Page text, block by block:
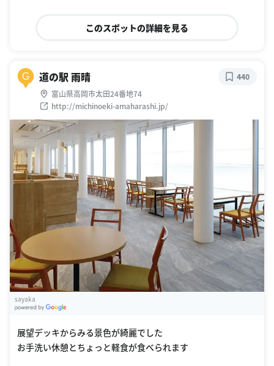
このスポットの詳細を見る
G 道の駅 雨晴
富山県高岡市太田24番地74
http://michinoeki-amaharashi.jp/
440
sayaka
展望デッキからみる景色が綺麗でした
お手洗い休憩とちょっと軽食が食べられます